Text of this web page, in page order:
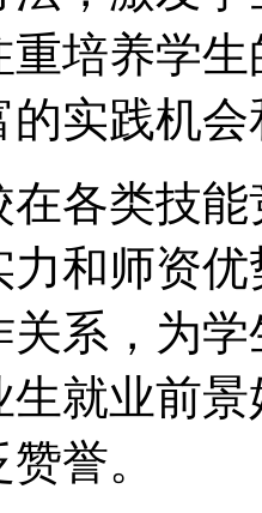
重培养学
实践机
在各类技
力和师资
关系，为
生就业前
誉。